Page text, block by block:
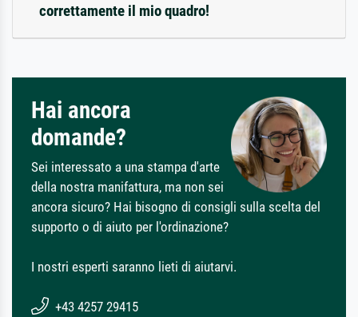
correttamente il mio quadro!
Hai ancora
domande?
Sei interessato a una stampa d'arte
della nostra manifattura, ma non sei
ancora sicuro? Hai bisogno di consigli sulla scelta del
supporto o di aiuto per l'ordinazione?
I nostri esperti saranno lieti di aiutarvi.
+43 4257 29415